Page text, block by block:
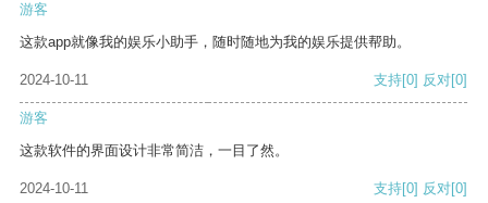
游客
这款app就像我的娱乐小助手，随时随地为我的娱乐提供帮助。
2024-10-11 支持[0] 反对[0]
游客
这款软件的界面设计非常简洁，一目了然。
2024-10-11 支持[0] 反对[0]